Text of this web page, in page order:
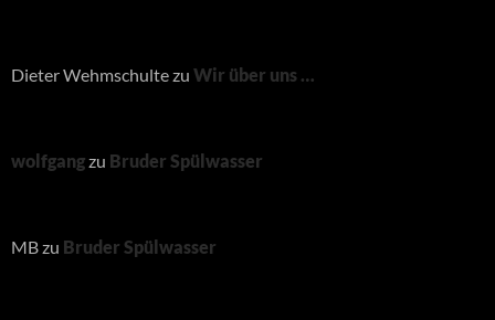
Dieter Wehmschultezu Wir über uns …
wolfgangzu Bruder Spülwasser
MBzu Bruder Spülwasser